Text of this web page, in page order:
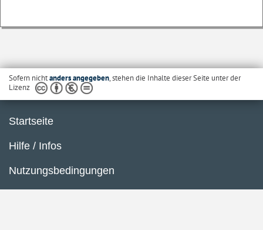
Sofern nichtanders angegeben, stehen die Inhalte dieser Seite unter der
Lizenz
Startseite
Hilfe / Infos
Nutzungsbedingungen